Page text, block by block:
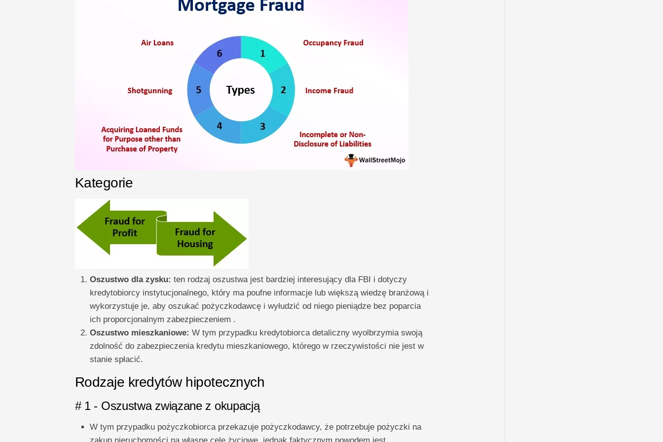
Kategorie
Oszustwo dla zysku: ten rodzaj oszustwa jest bardziej interesujący dla FBI i dotyczy
kredytobiorcy instytucjonalnego, który ma poufne informacje lub większą wiedzę branżową i
wykorzystuje je, aby oszukać pożyczkodawcę i wyłudzić od niego pieniądze bez poparcia
ich proporcjonalnym zabezpieczeniem .
Oszustwo mieszkaniowe: W tym przypadku kredytobiorca detaliczny wyolbrzymia swoją
zdolność do zabezpieczenia kredytu mieszkaniowego, którego w rzeczywistości nie jest w
stanie spłacić.
Rodzaje kredytów hipotecznych
# 1 - Oszustwa związane z okupacją
W tym przypadku pożyczkobiorca przekazuje pożyczkodawcy, że potrzebuje pożyczki na